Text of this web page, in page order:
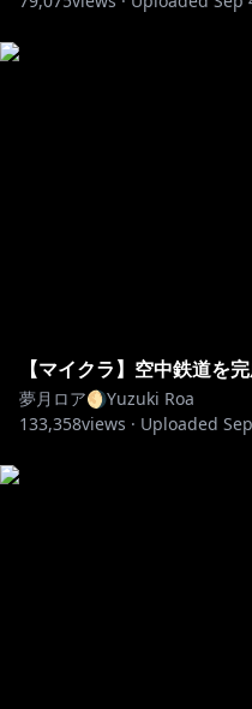
【マイクラ】空中鉄道を
夢月ロア🌖Yuzuki Roa
133,358views · Uploaded